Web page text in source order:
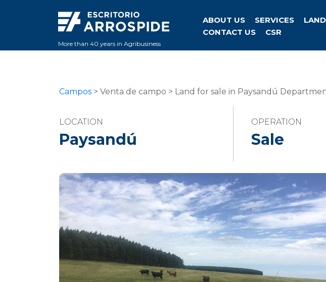
More than 40 years in Agribusiness
ABOUT US SERVICES
CONTACT US
CSR
Campos > Venta de campo > Land for sale in Paysandú
LOCATION
Paysandú
OPERATION
Sale